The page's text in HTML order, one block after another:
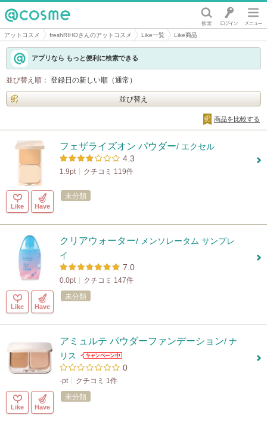
@cosme
アットコスメ freshRIHOさんのアットコスメ Like一覧 Like商品
アプリなら もっと便利に検索できる
並び替え順： 登録日の新しい順（通常）
並び替え
商品を比較する
フェザライズオン パウダー/ エクセル
4.3
1.9pt クチコミ 119件
Like Have
未分類
クリアウォーター/ メンソレータム サンプレ
イ
7.0
0.0pt クチコミ 147件
Like Have
未分類
アミュルテ パウダーファンデーション/ ナ
リス
0
-pt クチコミ 1件
Like Have
未分類